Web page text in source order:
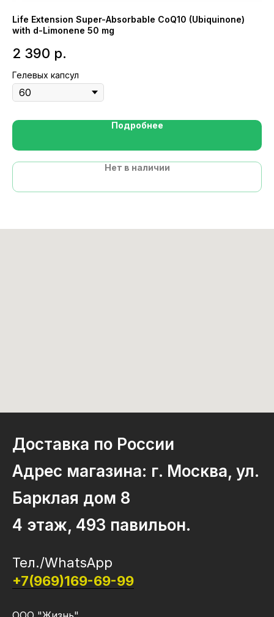
Life Extension Super-Absorbable CoQ10 (Ubiquinone)
with d-Limonene 50 mg
2 390 р.
Гелевых капсул
Подробнее
Нет в наличии
Доставка по России
Адрес магазина: г. Москва, ул.
Барклая дом 8
4 этаж, 493 павильон.
Тел./WhatsApp
+7(969)169-69-99